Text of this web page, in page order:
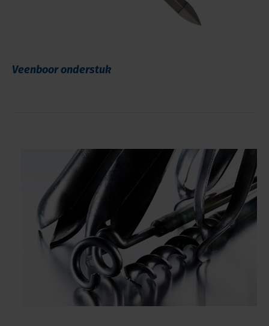
Veenboor onderstuk